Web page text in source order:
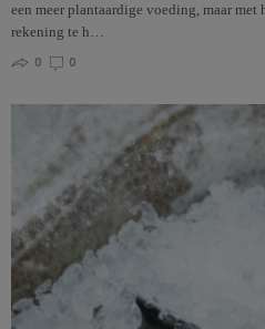
een meer plantaardige voeding, maar met
rekening te h…
0
0